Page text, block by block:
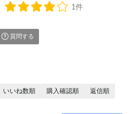
1件
質問する
いいね数順 購入確認順
返信順